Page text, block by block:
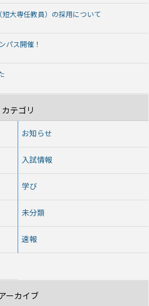
大専任教員）の採用について
パス開催！
カテゴリ
お知らせ
入試情報
学び
未分類
速報
ーカイブ